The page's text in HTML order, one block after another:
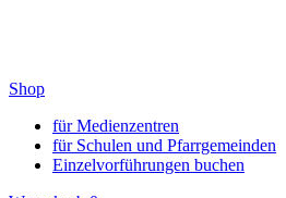
Shop
für Medienzentren
für Schulen und Pfarrgemeinden
Einzelvorführungen buchen